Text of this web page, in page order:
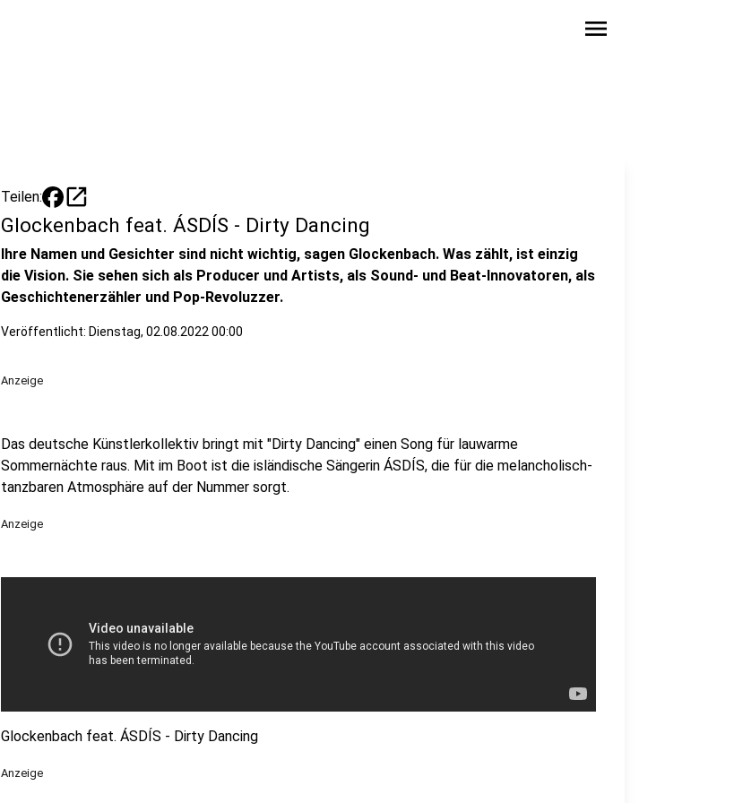
menu
Teilen: open_in_new
Glockenbach feat. ÁSDÍS - Dirty Dancing
Ihre Namen und Gesichter sind nicht wichtig, sagen Glockenbach. Was zählt, ist einzig
die Vision. Sie sehen sich als Producer und Artists, als Sound- und Beat-Innovatoren, als
Geschichtenerzähler und Pop-Revoluzzer.
Veröffentlicht: Dienstag, 02.08.2022 00:00
Anzeige
Das deutsche Künstlerkollektiv bringt mit "Dirty Dancing" einen Song für lauwarme
Sommernächte raus. Mit im Boot ist die isländische Sängerin ÁSDÍS, die für die melancholisch-
tanzbaren Atmosphäre auf der Nummer sorgt.
Anzeige
Glockenbach feat. ÁSDÍS - Dirty Dancing
Anzeige